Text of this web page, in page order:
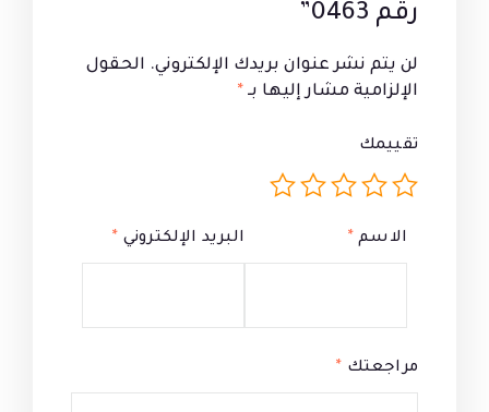
رقم 0463”
لن يتم نشر عنوان بريدك الإلكتروني. الحقول
الإلزامية مشار إليها بـ *
تقييمك
مراجعتك *
الاسم * البريد الإلكتروني *